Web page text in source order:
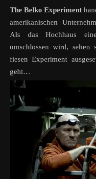
The Belko Experiment
amerikanischen
Als das Hochhaus
umschlossen wird, sehen
fiesen Experiment
geht…